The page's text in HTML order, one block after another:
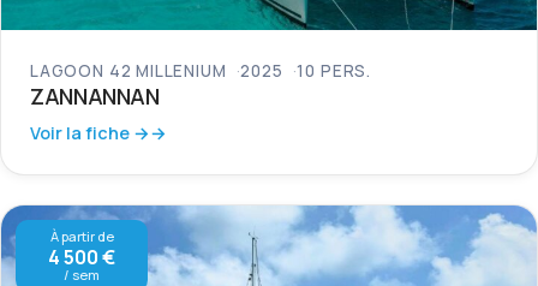
LAGOON 42 MILLENIUM 2025 10 PERS.
ZANNANNAN
Voir la fiche →
À partir de
4 500 €
/ sem